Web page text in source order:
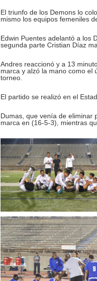
El triunfo de los Demons lo
mismo los equipos femeniles
Edwin Puentes adelantó a los
segunda parte Cristian Díaz
Andres reaccionó y a 13
marca y alzó la mano como el
torneo.
El partido se realizó en el
Dumas, que venía de eliminar
marca en (16-5-3), mientras